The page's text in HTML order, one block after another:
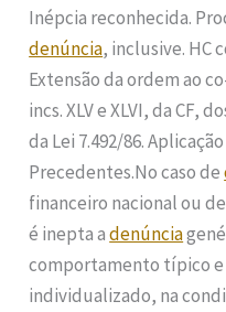
Inépcia reconhecida.
denúncia, inclusive. HC
Extensão da ordem ao
incs. XLV e XLVI, da CF,
da Lei 7.492/86.
Precedentes.No caso de
financeiro nacional ou
é inepta adenúncia
comportamento típico
individualizado, na